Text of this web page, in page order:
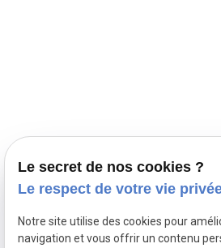
Me contacter
04.81.68.48.90
Le secret de nos cookies ?
Le respect de votre vie
Notre site utilise des cookies pour
navigation et vous offrir un contenu